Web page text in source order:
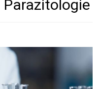
Parazitologie